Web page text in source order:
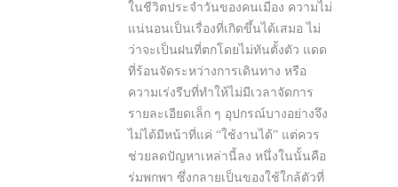
ในชีวิตประจำวันของคนเมือง ความไม่
แน่นอนเป็นเรื่องที่เกิดขึ้นได้เสมอ ไม่
ว่าจะเป็นฝนที่ตกโดยไม่ทันตั้งตัว แดด
ที่ร้อนจัดระหว่างการเดินทาง หรือ
ความเร่งรีบที่ทำให้ไม่มีเวลาจัดการ
รายละเอียดเล็ก ๆ อุปกรณ์บางอย่างจึง
ไม่ได้มีหน้าที่แค่ “ใช้งานได้” แต่ควร
ช่วยลดปัญหาเหล่านี้ลง หนึ่งในนั้นคือ
ร่มพกพา ซึ่งกลายเป็นของใช้ใกล้ตัวที่